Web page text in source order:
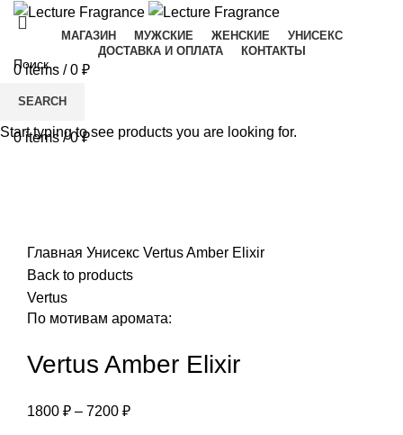
МАГАЗИН МУЖСКИЕ ЖЕНСКИЕ
УНИСЕКС
ДОСТАВКА И ОПЛАТА
КОНТАКТЫ
0items / 0 ₽
0items / 0₽
Главная Унисекс Vertus Amber Elixir
Back to products
Vertus
По мотивам аромата:
Vertus Amber Elixir
1800 ₽ – 7200 ₽Диапазон
SEARCH
Start typing to see products you are looking for.